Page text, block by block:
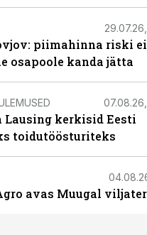
piimahinna riski
osapoole kanda jätta
Lausing kerkisid Eesti
toidutöösturiteks
avas Muugal